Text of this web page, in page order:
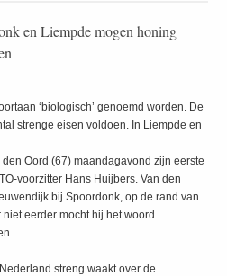
en Liempde mogen honing
‘biologisch’ genoemd worden. De
strenge eisen voldoen. In Liempde en
Oord (67) maandagavond zijn eerste
voorzitter Hans Huijbers. Van den
bij Spoordonk, op de rand van
eerder mocht hij het woord
streng waakt over de